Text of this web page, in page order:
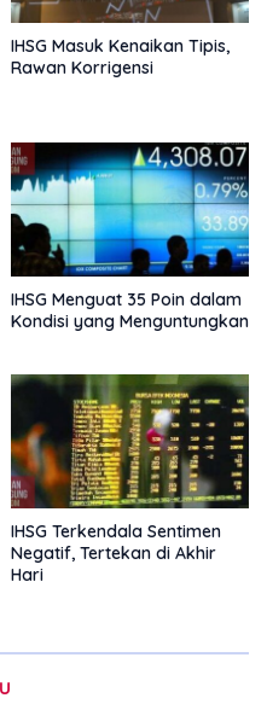
IHSG Masuk Kenaikan Tipis,
Rawan Korrigensi
IHSG Menguat 35 Poin dalam
Kondisi yang Menguntungkan
IHSG Terkendala Sentimen
Negatif, Tertekan di Akhir
Hari